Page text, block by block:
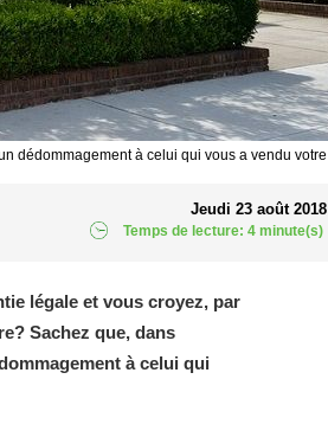
dédommagement à celui qui vous a vendu votre
Jeudi 23 août 2018
Temps de lecture: 4 minute(s)
légale et vous croyez, par
Sachez que, dans
à celui qui